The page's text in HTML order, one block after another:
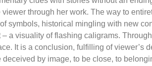
through her work. The way to
symbols, historical mingling with new
a visuality of flashing caligrams.
It is a conclusion, fulfilling of viewer’s
deceived by image, to be close, to